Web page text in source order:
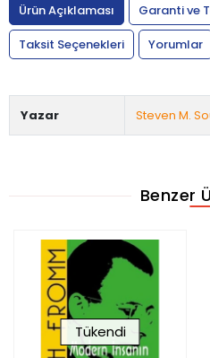
Ürün Açıklaması
Garanti ve
Taksit Seçenekleri
Yorumlar
Yazar Steven M.
Benzer
Tükendi